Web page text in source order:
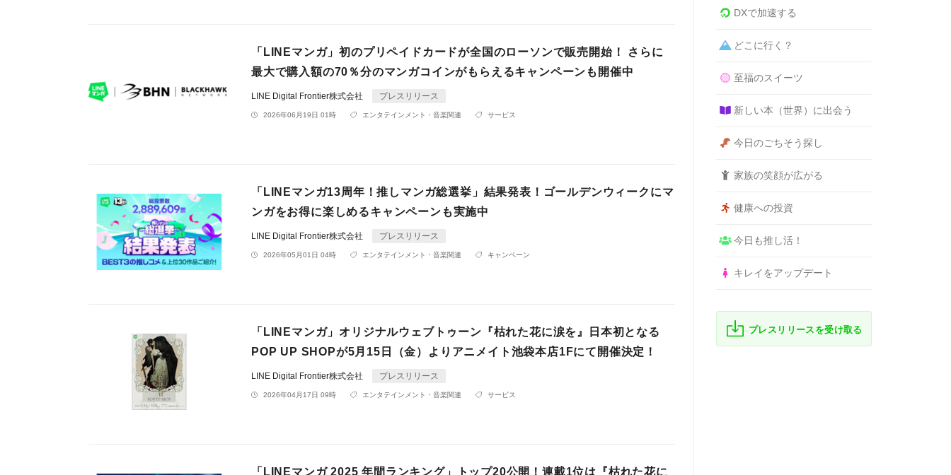
「LINEマンガ」初のプリペイドカードが全国のローソンで販売開始！ さらに
最大で購入額の70％分のマンガコインがもらえるキャンペーンも開催中
LINE Digital Frontier株式会社 プレスリリース
2026年06月19日 01時 エンタテインメント・音楽関連 サービス
「LINEマンガ13周年！推しマンガ総選挙」結果発表！ゴールデンウィークにマ
ンガをお得に楽しめるキャンペーンも実施中
LINE Digital Frontier株式会社 プレスリリース
2026年05月01日 04時 エンタテインメント・音楽関連 キャンペーン
「LINEマンガ」オリジナルウェブトゥーン『枯れた花に涙を』日本初となる
POP UP SHOPが5月15日（金）よりアニメイト池袋本店1Fにて開催決定！
LINE Digital Frontier株式会社 プレスリリース
2026年04月17日 09時 エンタテインメント・音楽関連 サービス
「LINEマンガ 2025 年間ランキング」トップ20公開！連載1位は『枯れた花に
DXで加速する
どこに行く？
至福のスイーツ
新しい本（世界）に出会う
今日のごちそう探し
家族の笑顔が広がる
健康への投資
今日も推し活！
キレイをアップデート
プレスリリースを受け取る